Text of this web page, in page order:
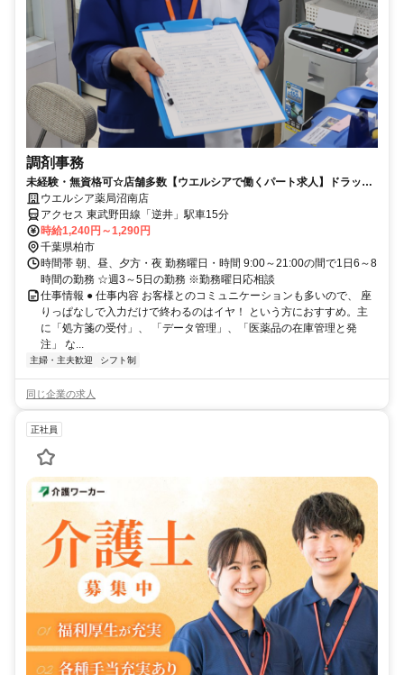
調剤事務
未経験・無資格可☆店舗多数【ウエルシアで働くパート求人】ドラッグ
ストアの調剤事務
ウエルシア薬局沼南店
アクセス 東武野田線「逆井」駅車15分
時給1,240円～1,290円
千葉県柏市
時間帯 朝、昼、夕方・夜 勤務曜日・時間 9:00～21:00の間で1日6～8
時間の勤務 ☆週3～5日の勤務 ※勤務曜日応相談
仕事情報 ● 仕事内容 お客様とのコミュニケーションも多いので、 座
りっぱなしで入力だけで終わるのはイヤ！ という方におすすめ。主
に「処方箋の受付」、 「データ管理」、「医薬品の在庫管理と発
注」 な...
主婦・主夫歓迎 シフト制
同じ企業の求人
正社員